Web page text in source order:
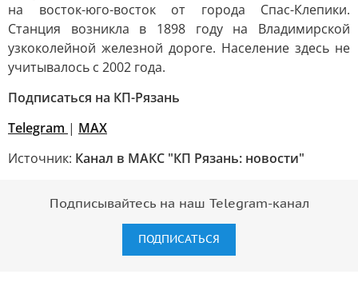
на восток-юго-восток от города Спас-Клепики.
Станция возникла в 1898 году на Владимирской
узкоколейной железной дороге. Население здесь не
учитывалось с 2002 года.
Подписаться на КП-Рязань
Telegram | МАХ
Источник: Канал в МАКС "КП Рязань: новости"
Подписывайтесь на наш Telegram-канал
ПОДПИСАТЬСЯ